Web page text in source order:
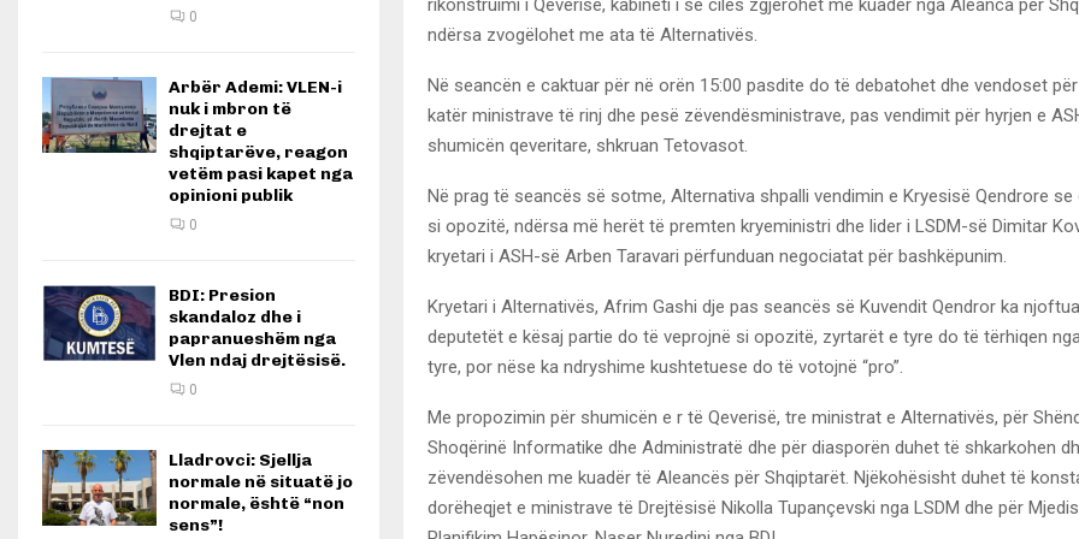
ndërsa zvogëlohet me ata të Alternativës.
Në seancën e caktuar për në orën 15:00 pasdite do të debatohet dhe vendoset
katër ministrave të rinj dhe pesë zëvendësministrave, pas vendimit për hyrjen e
shumicën qeveritare, shkruan Tetovasot.
Në prag të seancës së sotme, Alternativa shpalli vendimin e Kryesisë Qendrore
si opozitë, ndërsa më herët të premten kryeministri dhe lider i LSDM-së Dimitar
kryetari i ASH-së Arben Taravari përfunduan negociatat për bashkëpunim.
Kryetari i Alternativës, Afrim Gashi dje pas seancës së Kuvendit Qendror ka
deputetët e kësaj partie do të veprojnë si opozitë, zyrtarët e tyre do të tërhiqen
tyre, por nëse ka ndryshime kushtetuese do të votojnë “pro”.
Me propozimin për shumicën e r të Qeverisë, tre ministrat e Alternativës, për
Shoqërinë Informatike dhe Administratë dhe për diasporën duhet të shkarkohen
zëvendësohen me kuadër të Aleancës për Shqiptarët. Njëkohësisht duhet të
dorëheqjet e ministrave të Drejtësisë Nikolla Tupançevski nga LSDM dhe për
0
Arbër Ademi: VLEN-i
nuk i mbron të
drejtat e
shqiptarëve, reagon
vetëm pasi kapet nga
opinioni publik
0
BDI: Presion
skandaloz dhe i
papranueshëm nga
Vlen ndaj drejtësisë.
0
Lladrovci: Sjellja
normale në situatë jo
normale, është “non
sens”!